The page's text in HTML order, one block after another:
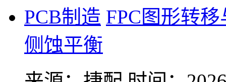
PCB制造 FPC图形转
侧蚀平衡